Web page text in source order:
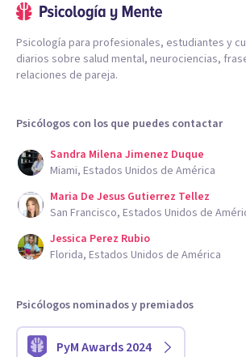
Psicología para profesionales, estudiantes y
diarios sobre salud mental, neurociencias,
relaciones de pareja.
Psicólogos con los que puedes contactar
Sandra Milena Jimenez Duque
Miami, Estados Unidos de América
Maria De Jesus Gutierrez Tellez
San Francisco, Estados Unidos de
Jessica Perez Rubio
Florida, Estados Unidos de América
Psicólogos nominados y premiados
PyM Awards 2024